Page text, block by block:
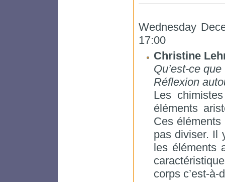
Wednesday
17:00
Christine
Qu’est-ce
Réflexion
Les
éléments
Ces éléments
pas diviser. Il
les éléments
corps c’est-